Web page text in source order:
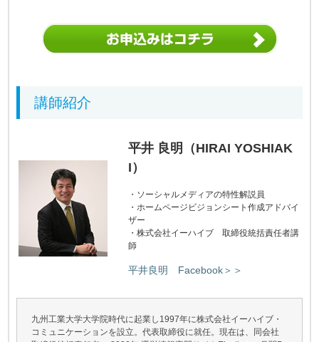
講師紹介
平井 良明（HIRAI YOSHIAK
I）
・ソーシャルメディアの特性解説員
・ホームページビジョンシート作成アドバイ
ザー
・株式会社イーハイブ 取締役統括責任者講
師
平井良明 Facebook＞＞
九州工業大学大学院時代に起業し1997年に株式会社イーハイブ・
コミュニケーションを設立。代表取締役に就任。現在は、同会社